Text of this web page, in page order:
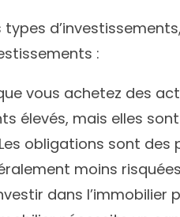
types
:
vous achetez des
élevés, mais elles
Les obligations sont des
moins
dans l’immobilier